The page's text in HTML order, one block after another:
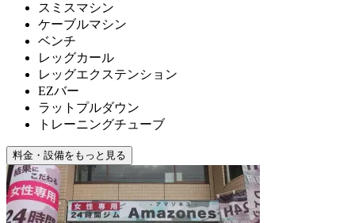
スミスマシン
ケーブルマシン
ベンチ
レッグカール
レッグエクステンション
EZバー
ラットプルダウン
トレーニングチューブ
料金・設備をもっと見る